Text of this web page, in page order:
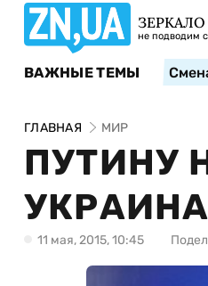
не подводим
ВАЖНЫЕ ТЕМЫ
ГЛАВНАЯ МИР
ПУТИНУ
11 мая, 2015, 10:45